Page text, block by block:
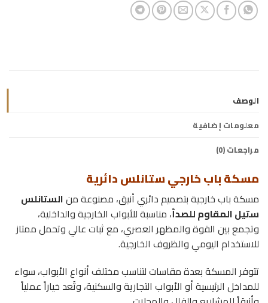
الوصف
معلومات إضافية
مراجعات (0)
مسكة باب خارجي ستانلس دائرية
مسكة باب خارجية بتصميم دائري أنيق، مصنوعة منالستانلس
ستيل المقاوم للصدأ، مناسبة للأبواب الخارجية والداخلية،
وتجمع بين القوة والمظهر العصري، مع ثبات عالي وتحمل ممتاز
للاستخدام اليومي والظروف الخارجية.
تتوفر المسكة بعدة مقاسات لتناسب مختلف أنواع الأبواب، سواء
للمداخل الرئيسية أو الأبواب التجارية والسكنية، وتُعد خياراً عملياً